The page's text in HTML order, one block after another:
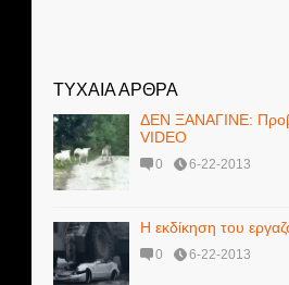
ΤΥΧΑΙΑ ΑΡΘΡΑ
ΔΕΝ ΞΑΝΑΓΙΝΕ:
VIDEO
0 6-22-2013
Η εκδίκηση του
0 6-22-2013